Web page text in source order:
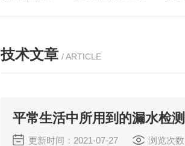
技术文章 / ARTICLE
平常生活中所用到的漏水检
更新时间：2021-07-27 浏览次